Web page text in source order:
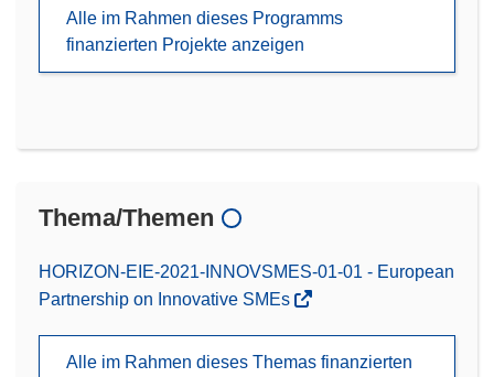
Alle im Rahmen dieses Programms
finanzierten Projekte anzeigen
Thema/Themen
HORIZON-EIE-2021-INNOVSMES-01-01 - European
Partnership on Innovative SMEs
Alle im Rahmen dieses Themas finanzierten